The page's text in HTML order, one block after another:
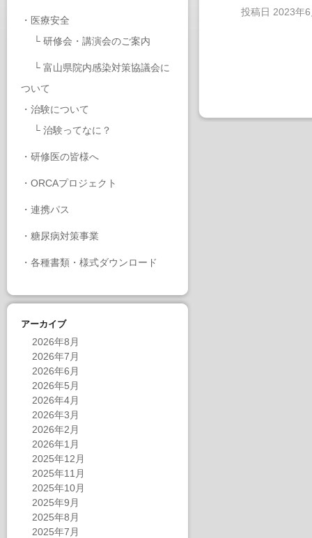
・ 医療安全
└ 研修会・講演会のご案内
└ 富山県院内感染対策協議会に
ついて
・ 治験について
└ 治験ってなに？
・ 研修医の皆様へ
・ ORCAプロジェクト
・ 連携パス
・ 糖尿病対策事業
・ 各種書類・様式ダウンロード
アーカイブ
2026年8月
2026年7月
2026年6月
2026年5月
2026年4月
2026年3月
2026年2月
2026年1月
2025年12月
2025年11月
2025年10月
2025年9月
2025年8月
2025年7月
投稿日 2023年